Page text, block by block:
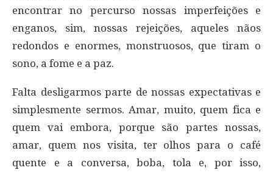
encontrar no percurso nossas imperfeições e
enganos, sim, nossas rejeições, aqueles nãos
redondos e enormes, monstruosos, que tiram o
sono, a fome e a paz.
Falta desligarmos parte de nossas expectativas e
simplesmente sermos. Amar, muito, quem fica e
quem vai embora, porque são partes nossas,
amar, quem nos visita, ter olhos para o café
quente e a conversa, boba, tola e, por isso,